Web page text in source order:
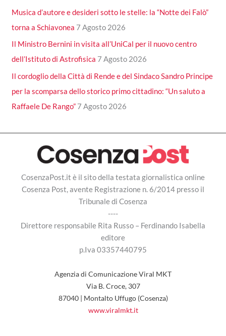
Musica d’autore e desideri sotto le stelle: la “Notte dei Falò”
torna a Schiavonea 7 Agosto 2026
Il Ministro Bernini in visita all’UniCal per il nuovo centro
dell’Istituto di Astrofisica 7 Agosto 2026
Il cordoglio della Città di Rende e del Sindaco Sandro Principe
per la scomparsa dello storico primo cittadino: “Un saluto a
Raffaele De Rango” 7 Agosto 2026
CosenzaPost.it è il sito della testata giornalistica online
Cosenza Post, avente Registrazione n. 6/2014 presso il
Tribunale di Cosenza
----
Direttore responsabile Rita Russo – Ferdinando Isabella
editore
p.Iva 03357440795
Agenzia di Comunicazione Viral MKT
Via B. Croce, 307
87040 | Montalto Uffugo (Cosenza)
www.viralmkt.it